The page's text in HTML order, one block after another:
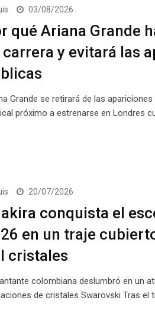
03/08/2026
qué Ariana Grande
carrera y evitará las
Grande se retirará de las
próximo a estrenarse en Londres
20/07/2026
conquista el
en un traje
cristales
colombiana deslumbró en un
de cristales Swarovski Tras el